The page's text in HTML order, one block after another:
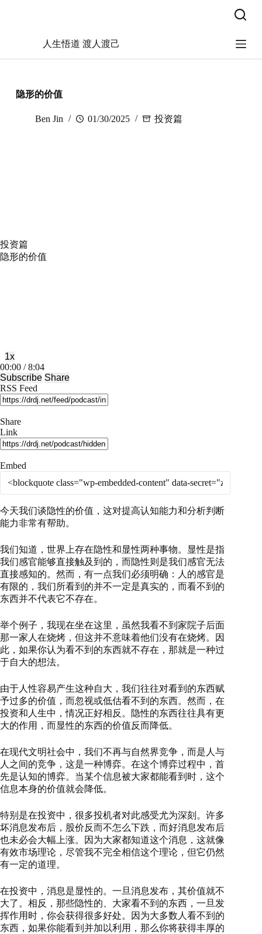
人生悟道 渡人渡己
隐形的价值
Ben Jin 01/30/2025 投资篇
投资篇
隐形的价值
Mute/Unmute
Episode
Rewind
10
Seconds
1x
Fast
Forward
30
seconds
00:00 / 8:04
Subscribe Share
RSS Feed
Share
Link
Embed
今天我们谈隐性的价值，这对提高认知能力和分析判断
能力非常有帮助。
我们知道，世界上存在隐性和显性两种事物。显性是指
我们感官能够直接触及到的，而隐性则是我们感官无法
直接感知的。然而，有一点我们必须明确：人的感官是
有限的，我们所看到的并不一定是真实的，而看不到的
东西并不代表它不存在。
举个例子，我现在坐在这里，虽然我看不到家院子后面
那一家人在烧烤，但这并不意味着他们没有在烧烤。因
此，如果你认为看不到的东西就不存在，那就是一种过
于自大的想法。
由于人性容易产生这种自大，我们往往对看到的东西赋
予过多的价值，而忽视或低估看不到的东西。然而，在
投资和人生中，情况正好相反。隐性的东西往往具有更
大的作用，而显性的东西的价值反而降低。
在现代文明社会中，我们不再与自然界竞争，而是人与
人之间的竞争，这是一种博弈。在这个博弈过程中，首
先是认知的博弈。当某个信息被大家都能看到时，这个
信息本身的价值就会降低。
特别是在投资中，很多投机者对此感受尤为深刻。许多
坏消息发布后，股价反而不怎么下跌，而好消息发布后
也未必会大幅上涨。因为大家都知道这个消息，这就像
有效市场理论，尽管我不完全相信这个理论，但它仍然
有一定的道理。
在投资中，消息是显性的。一旦消息发布，其价值就不
大了。相反，那些隐性的、大家看不到的东西，一旦发
挥作用时，你会获得很多好处。因为大多数人看不到的
东西，如果你能看到并加以利用，那么你将获得丰厚的